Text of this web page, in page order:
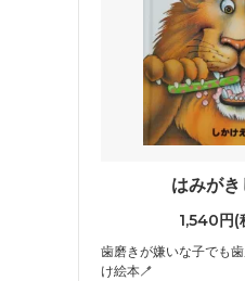
はみがき
1,540円(
歯磨きが嫌いな子でも
け絵本🪥